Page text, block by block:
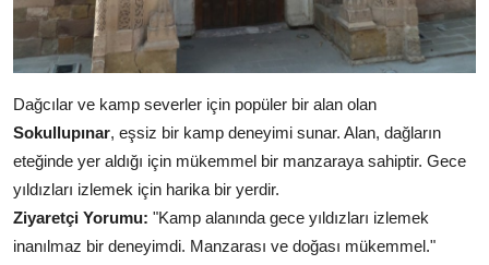
Dağcılar ve kamp severler için popüler bir alan olan
Sokullupınar, eşsiz bir kamp deneyimi sunar. Alan, dağların
eteğinde yer aldığı için mükemmel bir manzaraya sahiptir. Gece
yıldızları izlemek için harika bir yerdir.
Ziyaretçi Yorumu: "Kamp alanında gece yıldızları izlemek
inanılmaz bir deneyimdi. Manzarası ve doğası mükemmel."